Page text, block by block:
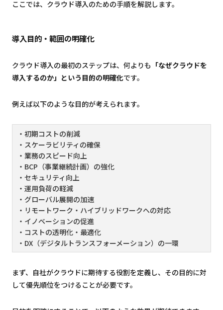
ここでは、クラウド導入のための手順を解説します。
導入目的・範囲の明確化
クラウド導入の最初のステップは、何よりも 「なぜクラウドを
導入するのか」という目的の明確化です。
例えば以下のような目的が考えられます。
・初期コストの削減
・スケーラビリティの確保
・業務のスピード向上
・BCP（事業継続計画）の強化
・セキュリティ向上
・運用負荷の軽減
・グローバル展開の加速
・リモートワーク・ハイブリッドワークへの対応
・イノベーションの促進
・コストの透明化・最適化
・DX（デジタルトランスフォーメーション）の一環
まず、自社がクラウドに期待する役割を定義し、その目的に対
して優先順位をつけることが必要です。